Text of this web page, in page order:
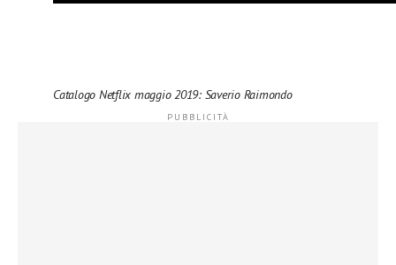
Catalogo Netflix maggio 2019: Saverio Raimondo